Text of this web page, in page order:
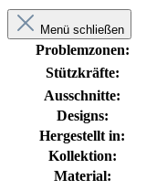
Menü schließen
Problemzonen:
Stützkräfte:
Ausschnitte:
Designs:
Hergestellt in:
Kollektion:
Material: